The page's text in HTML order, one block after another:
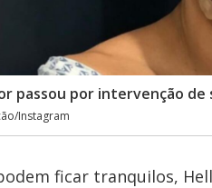
passou por intervenção
Instagram
ficar tranquilos,